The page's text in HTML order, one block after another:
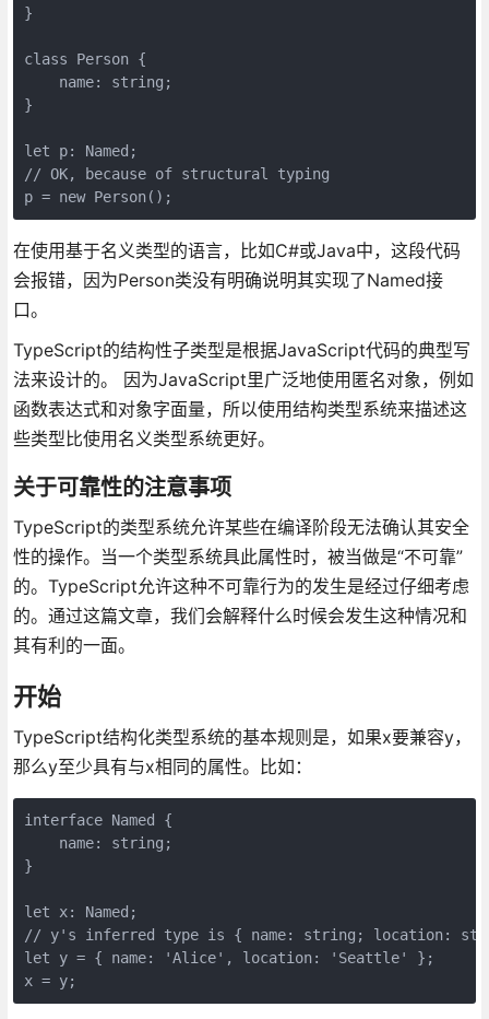
}
class Person {
    name: string;
}
let p: Named;
// OK, because of structural typing
在使用基于名义类型的语言，比如C#或Java中，这段代码
会报错，因为Person类没有明确说明其实现了Named接
口。
TypeScript的结构性子类型是根据JavaScript代码的典型写
法来设计的。 因为JavaScript里广泛地使用匿名对象，例如
函数表达式和对象字面量，所以使用结构类型系统来描述这
些类型比使用名义类型系统更好。
关于可靠性的注意事项
TypeScript的类型系统允许某些在编译阶段无法确认其安全
性的操作。当一个类型系统具此属性时，被当做是“不可靠”
的。TypeScript允许这种不可靠行为的发生是经过仔细考虑
的。通过这篇文章，我们会解释什么时候会发生这种情况和
其有利的一面。
开始
TypeScript结构化类型系统的基本规则是，如果x要兼容y，
那么y至少具有与x相同的属性。比如：
interface Named {
    name: string;
}
let x: Named;
// y's inferred type is { name: string; location:
let y = { name: 'Alice', location: 'Seattle' };